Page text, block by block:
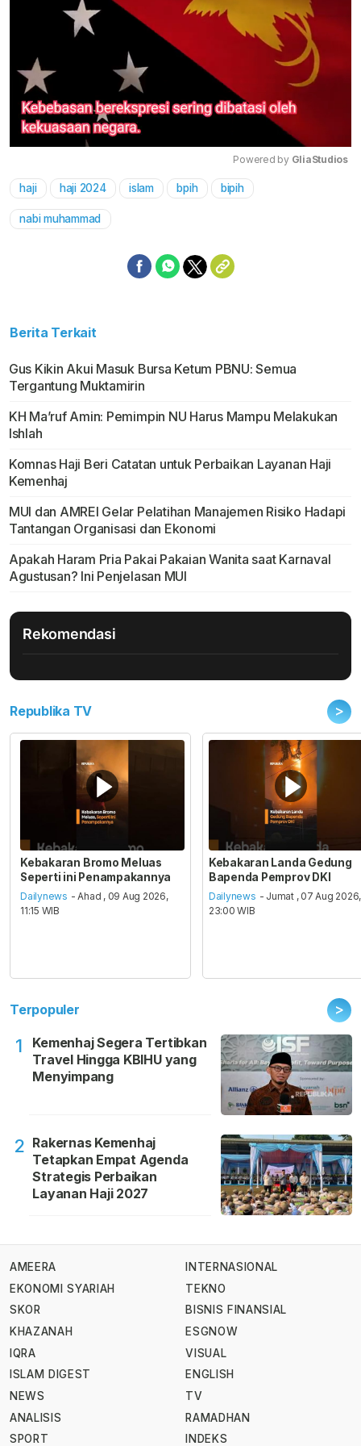
Powered by GliaStudios
haji haji 2024 islam bpih bipih
nabi muhammad
Berita Terkait
Gus Kikin Akui Masuk Bursa Ketum PBNU: Semua
Tergantung Muktamirin
KH Ma’ruf Amin: Pemimpin NU Harus Mampu Melakukan
Ishlah
Komnas Haji Beri Catatan untuk Perbaikan Layanan Haji
Kemenhaj
MUI dan AMREI Gelar Pelatihan Manajemen Risiko Hadapi
Tantangan Organisasi dan Ekonomi
Apakah Haram Pria Pakai Pakaian Wanita saat Karnaval
Agustusan? Ini Penjelasan MUI
Rekomendasi
Republika TV >
Kebakaran Bromo Meluas
Seperti ini Penampakannya
Dailynews - Ahad , 09 Aug 2026,
11:15 WIB
Kebakaran Landa Gedung
Bapenda Pemprov DKI
Dailynews - Jumat , 07 Aug 2026,
23:00 WIB
Terpopuler >
1
Kemenhaj Segera Tertibkan
Travel Hingga KBIHU yang
Menyimpang
2 Rakernas Kemenhaj
Tetapkan Empat Agenda
Strategis Perbaikan
Layanan Haji 2027
AMEERA
EKONOMI SYARIAH
SKOR
KHAZANAH
IQRA
ISLAM DIGEST
NEWS
ANALISIS
SPORT
INTERNASIONAL
TEKNO
BISNIS FINANSIAL
ESGNOW
VISUAL
ENGLISH
TV
RAMADHAN
INDEKS